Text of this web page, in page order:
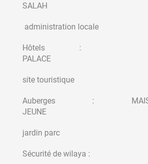
administration locale
Hôtels :
site touristique
Auberges :
jardin parc
Sécurité de wilaya :